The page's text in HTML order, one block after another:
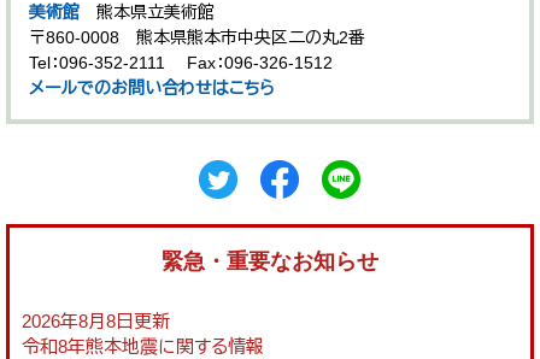
美術館
熊本県立美術館
〒860-0008
熊本県熊本市中央区二の丸2番
Tel：096-352-2111
Fax：096-326-1512
メールでのお問い合わせはこちら
緊急・重要なお知らせ
2026年8月8日更新
令和8年熊本地震に関する情報